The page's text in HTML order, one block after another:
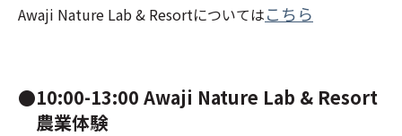
Awaji Nature Lab & Resortについてはこちら
●10:00-13:00 Awaji Nature Lab & Resort
農業体験